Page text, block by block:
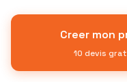
Creer mon
10 devis